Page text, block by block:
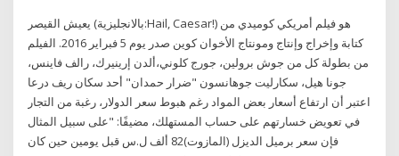
يعيش القيصر (بالانجليزية:Hail, Caesar!) هو فيلم أمريكي كوميدي من
كتابة وإخراج وإنتاج ومونتاج الأخوان كوين صدر يوم 5 فبراير 2016. الفيلم
من بطولة كل من جوش برولين، جورج كلوني،ألدن إرينيرك، رالف فاينس،
جونا هيل، سكارليت جوهانسون "ضرار حمدان" أحد سكان ريف درعا
اعتبر أن ارتفاع أسعار بعض المواد رغم هبوط سعر الدولار، رغبة من التجار
في تعويض خسارتهم على حساب المستهلك، مضيفًا: "على سبيل المثال
فإن سعر برميل الديزل (المازوت)82 ألف ل.س قبل يومين حين كان